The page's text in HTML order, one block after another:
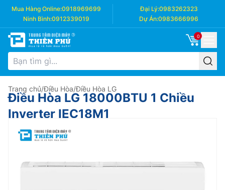
Mua Hàng Online:0918969699 Đại Lý:0983262323
Ninh Bình:0912339019 Dự Án:0983666996
0
Trang chủ/Điều Hòa/Điều Hòa LG
Điều Hòa LG 18000BTU 1 Chiều
Inverter IEC18M1